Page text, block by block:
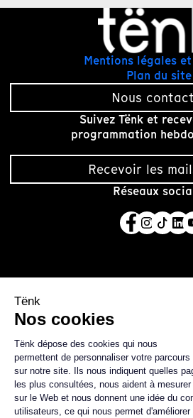
Mentions légales
Plan du site
Nous
Suivez Tënk et
programmation
Recevoir les
Réseaux